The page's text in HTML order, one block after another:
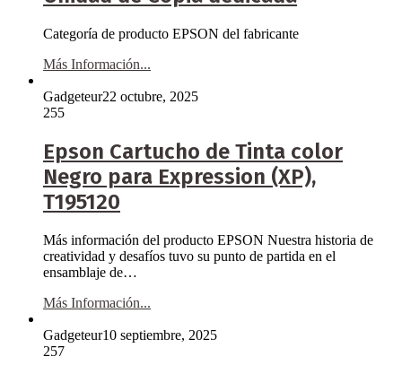
Categoría de producto EPSON del fabricante
Más Información...
Gadgeteur22 octubre, 2025
255
Epson Cartucho de Tinta color
Negro para Expression (XP),
T195120
Más información del producto EPSON Nuestra historia de
creatividad y desafíos tuvo su punto de partida en el
ensamblaje de…
Más Información...
Gadgeteur10 septiembre, 2025
257